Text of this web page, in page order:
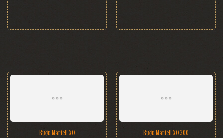
Rượu Martell XO Rượu Martell XO 300